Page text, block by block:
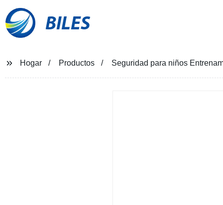
BILES
Hogar Productos Seguridad para niños